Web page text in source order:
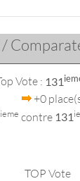
Vote : 131
+0
ieme contre 131
TOP Vote